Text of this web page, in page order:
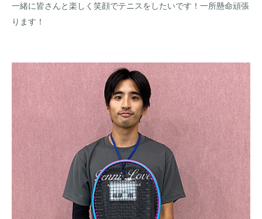
一緒に皆さんと楽しく笑顔でテニスをしたいです！一所懸命頑張
ります！